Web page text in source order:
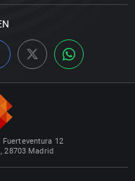
Fuerteventura 12
28703 Madrid